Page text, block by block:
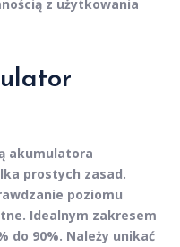
z użytkowania
akumulatora
prostych zasad.
poziomu
Idealnym zakresem
do 90%. Należy unikać